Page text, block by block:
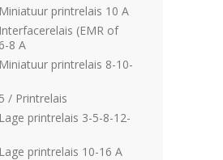
printrelais 10 A
(EMR of
8 A
printrelais 8-10-
/ Printrelais
printrelais 3-5-8-12-
printrelais 10-16 A